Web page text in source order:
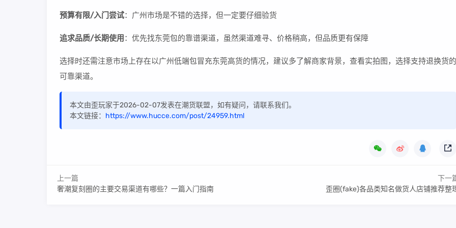
预算有限/入门尝试：广州市场是不错的选择，但一定要仔细验货
追求品质/长期使用 ：优先找东莞包的靠谱渠道，虽然渠道难寻、价格稍高，但品质更有保障
选择时还需注意市场上存在以广州低端包冒充东莞高货的情况，建议多了解商家背景，查看实拍图，选择支持退换货的
可靠渠道。
本文由歪玩家于2026-02-07发表在潮货联盟，如有疑问，请联系我们。
本文链接： https://www.hucce.com/post/24959.html
上一篇
奢潮复刻圈的主要交易渠道有哪些？一篇入门指南
下一
歪圈(fake)各品类知名做货人店铺推荐整